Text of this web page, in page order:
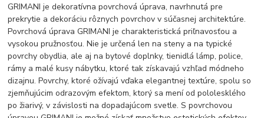
GRIMANI je dekoratívna povrchová úprava, navrhnutá pre
prekrytie a dekoráciu rôznych povrchov v súčasnej architektúre.
Povrchová úprava GRIMANI je charakteristická priľnavosťou a
vysokou pružnosťou. Nie je určená len na steny a na typické
povrchy obydlia, ale aj na bytové doplnky, tienidlá lámp, police,
rámy a malé kusy nábytku, ktoré tak získavajú vzhľad módneho
dizajnu. Povrchy, ktoré ožívajú vďaka elegantnej textúre, spolu so
zjemňujúcim odrazovým efektom, ktorý sa mení od pololesklého
po žiarivý, v závislosti na dopadajúcom svetle. S povrchovou